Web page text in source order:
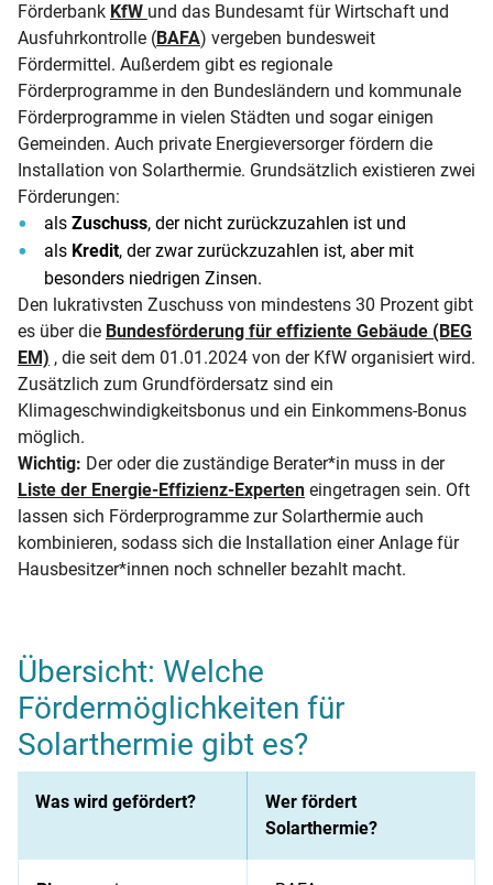
Förderbank KfW und das Bundesamt für Wirtschaft und
Ausfuhrkontrolle (BAFA) vergeben bundesweit
Fördermittel. Außerdem gibt es regionale
Förderprogramme in den Bundesländern und kommunale
Förderprogramme in vielen Städten und sogar einigen
Gemeinden. Auch private Energieversorger fördern die
Installation von Solarthermie. Grundsätzlich existieren zwei
Förderungen:
als Zuschuss, der nicht zurückzuzahlen ist und
als Kredit, der zwar zurückzuzahlen ist, aber mit
besonders niedrigen Zinsen.
Den lukrativsten Zuschuss von mindestens 30 Prozent gibt
es über die Bundesförderung für effiziente Gebäude (BEG
EM) , die seit dem 01.01.2024 von der KfW organisiert wird.
Zusätzlich zum Grundfördersatz sind ein
Klimageschwindigkeitsbonus und ein Einkommens-Bonus
möglich.
Wichtig: Der oder die zuständige Berater*in muss in der
Liste der Energie-Effizienz-Experten eingetragen sein. Oft
lassen sich Förderprogramme zur Solarthermie auch
kombinieren, sodass sich die Installation einer Anlage für
Hausbesitzer*innen noch schneller bezahlt macht.
Übersicht: Welche
Fördermöglichkeiten für
Solarthermie gibt es?
Was wird gefördert?
Wer fördert
Solarthermie?